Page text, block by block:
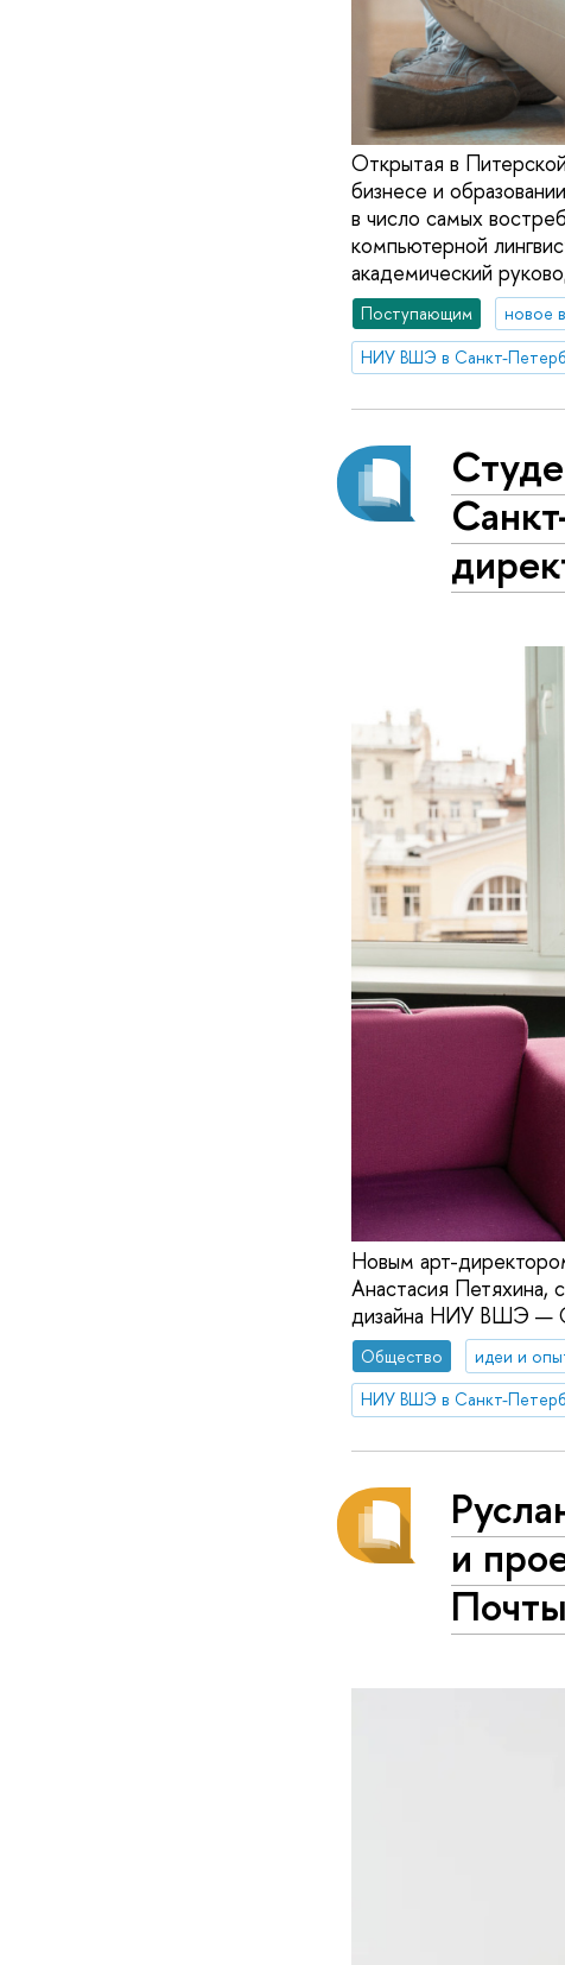
Открытая в
бизнесе и
в число самых
компьютерной
академический
Поступающим новое
НИУ ВШЭ в Санкт-
Новым арт-
Анастасия Петяхина,
дизайна НИУ ВШЭ —
Общество идеи и
НИУ ВШЭ в Санкт-
и